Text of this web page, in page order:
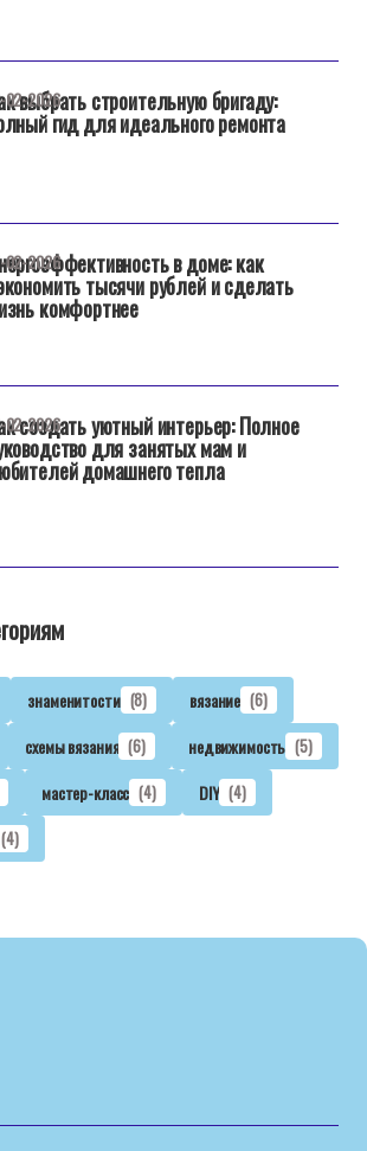
выбрать строительную бригаду:
гид для идеального ремонта
02-2026
в доме: как
тысячи рублей и сделать
комфортнее
02-2026
создать уютный интерьер: Полное
для занятых мам и
домашнего тепла
02-2026
знаменитости (8) вязание (6)
схемы вязания (6) недвижимость (5)
мастер-класс (4) DIY (4)
(4)